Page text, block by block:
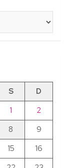
S
D
1
2
8
9
15
16